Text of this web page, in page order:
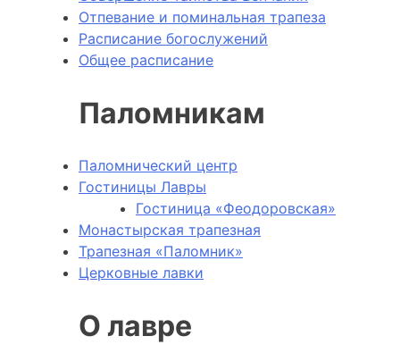
Отпевание и поминальная трапеза
Расписание богослужений
Общее расписание
Паломникам
Паломнический центр
Гостиницы Лавры
Гостиница «Феодоровская»
Монастырская трапезная
Трапезная «Паломник»
Церковные лавки
О лавре